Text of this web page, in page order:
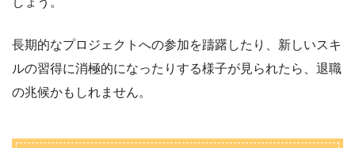
長期的なプロジェクトへの参加を躊躇したり、新しいスキ
ルの習得に消極的になったりする様子が見られたら、退職
の兆候かもしれません。